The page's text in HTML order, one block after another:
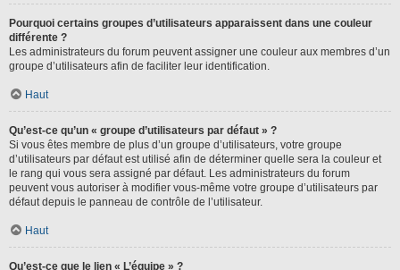
Pourquoi certains groupes d’utilisateurs apparaissent dans une couleur
différente ?
Les administrateurs du forum peuvent assigner une couleur aux membres d’un
groupe d’utilisateurs afin de faciliter leur identification.
Haut
Qu’est-ce qu’un « groupe d’utilisateurs par défaut » ?
Si vous êtes membre de plus d’un groupe d’utilisateurs, votre groupe
d’utilisateurs par défaut est utilisé afin de déterminer quelle sera la couleur et
le rang qui vous sera assigné par défaut. Les administrateurs du forum
peuvent vous autoriser à modifier vous-même votre groupe d’utilisateurs par
défaut depuis le panneau de contrôle de l’utilisateur.
Haut
Qu’est-ce que le lien « L’équipe » ?